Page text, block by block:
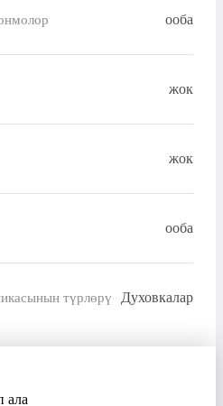
ооба
жок
жок
ооба
түрлөрү Духовкалар
ала